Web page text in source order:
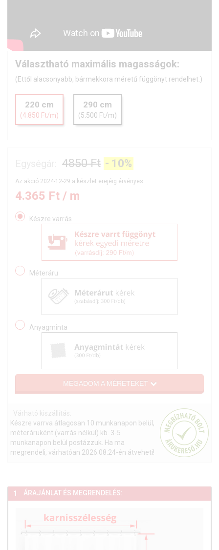
Választható maximális magasságok:
(Ettől alacsonyabb, bármekkora méretű függönyt rendelhet.)
220 cm
(4.850 Ft/m)
290 cm
(5.500 Ft/m)
4850 Ft - 10%
Az akció 2024-12-29 a készlet erejéig érvényes.
4.365 Ft / m
Készre varrás
Méteráru
Anyagminta
MEGADOM A MÉRETEKET
Várható kiszállítás:
Készre varrva átlagosan 10 munkanapon belül,
méteráruként (varrás nélkül) kb. 3-5
munkanapon belül postázzuk. Ha ma
megrendeli, várhatóan 2026.08.24-én átveheti!
1 ÁRAJÁNLAT ÉS MEGRENDELÉS: